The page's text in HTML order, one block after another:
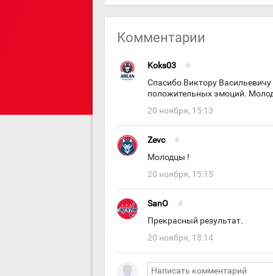
Комментарии
Koks03 #
Спасибо Виктору
положительных эмоций.
20 ноября, 15:13
Zevc #
Молодцы !
20 ноября, 15:15
SanO #
Прекрасный результат.
20 ноября, 18:14